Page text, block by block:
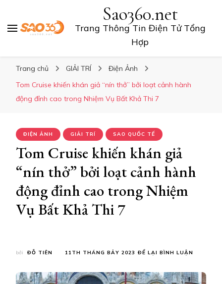
Sao360.net
Trang Thông Tin Điện Tử Tổng
Hợp
Trang chủ GIẢI TRÍ
Điện Ảnh
Tom Cruise khiến khán giả “nín thở” bởi loạt cảnh hành
động đỉnh cao trong Nhiệm Vụ Bất Khả Thi 7
ĐIỆN ẢNH GIẢI TRÍ SAO QUỐC TẾ
Tom Cruise khiến khán giả
“nín thở” bởi loạt cảnh hành
động đỉnh cao trong Nhiệm
Vụ Bất Khả Thi 7
bởi ĐỖ TIÊN 11TH THÁNG BẢY 2023 ĐỂ LẠI BÌNH LUẬN
KHIẾN